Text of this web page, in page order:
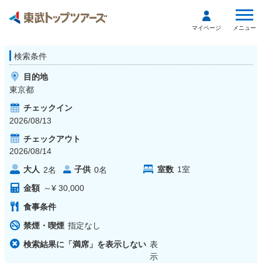
マイページ メニュー
検索条件
目的地
東京都
チェックイン
2026/08/13
チェックアウト
2026/08/14
大人 2名 子供 0名 室数 1室
金額 ～¥ 30,000
食事条件
禁煙・喫煙 指定なし
検索結果に「満席」を表示しない 表
示